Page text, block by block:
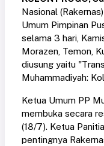
Nasional
Umum Pimpinan
selama 3 hari,
Morazen, Temon,
diusung yaitu
Muhammadiyah:
Ketua Umum PP
membuka secara
(18/7). Ketua
pentingnya